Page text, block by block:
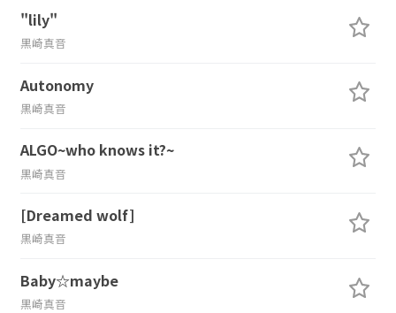
"lily"
黒崎真音
Autonomy
黒崎真音
ALGO~who knows it?~
黒崎真音
[Dreamed wolf]
黒崎真音
Baby☆maybe
黒崎真音